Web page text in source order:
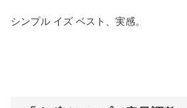
シンプル イズ ベスト、実感。